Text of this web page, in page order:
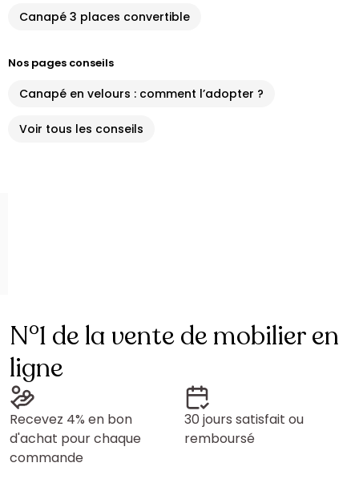
Canapé 3 places convertible
Nos pages conseils
Canapé en velours : comment l’adopter ?
Voir tous les conseils
N°1 de la vente de mobilier en
ligne
Recevez 4% en bon
d'achat pour chaque
commande
30 jours satisfait ou
remboursé